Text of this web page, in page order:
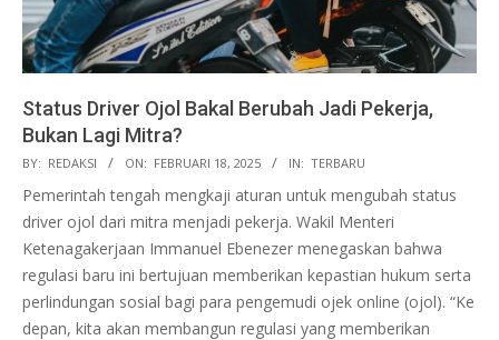
Status Driver Ojol Bakal Berubah Jadi Pekerja,
Bukan Lagi Mitra?
2025-
02-
18
BY: REDAKSI ON: FEBRUARI 18, 2025 IN: TERBARU
Pemerintah tengah mengkaji aturan untuk mengubah status
driver ojol dari mitra menjadi pekerja. Wakil Menteri
Ketenagakerjaan Immanuel Ebenezer menegaskan bahwa
regulasi baru ini bertujuan memberikan kepastian hukum serta
perlindungan sosial bagi para pengemudi ojek online (ojol). “Ke
depan, kita akan membangun regulasi yang memberikan